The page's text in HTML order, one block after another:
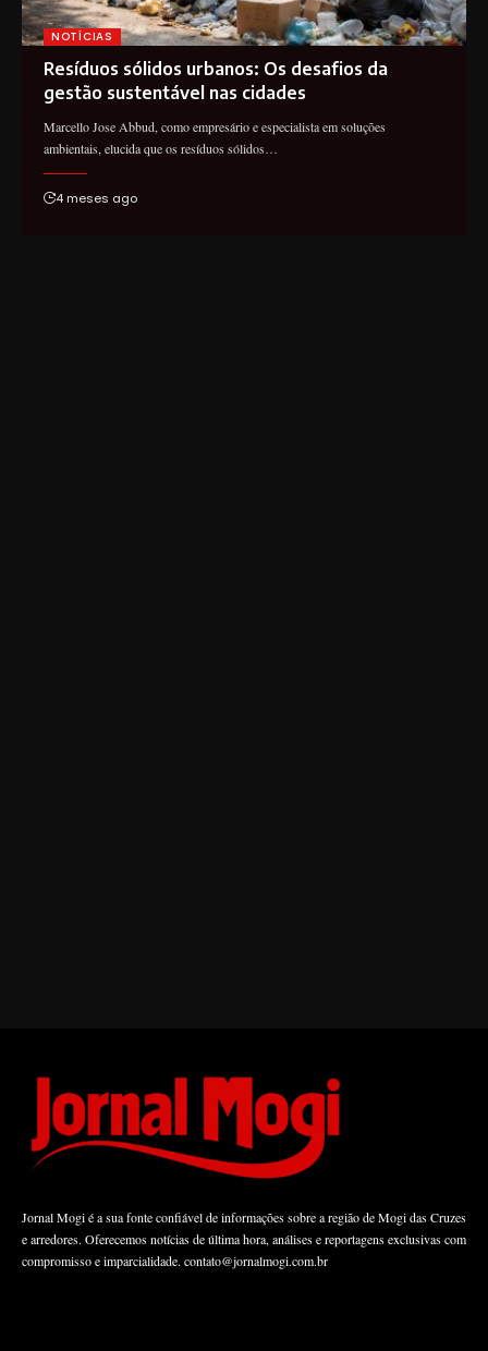
NOTÍCIAS
Resíduos sólidos urbanos: Os desafios da
gestão sustentável nas cidades
Marcello Jose Abbud, como empresário e especialista em soluções
ambientais, elucida que os resíduos sólidos…
4 meses ago
Jornal Mogi é a sua fonte confiável de informações sobre a região de Mogi das Cruzes
e arredores. Oferecemos notícias de última hora, análises e reportagens exclusivas com
compromisso e imparcialidade. contato@jornalmogi.com.br